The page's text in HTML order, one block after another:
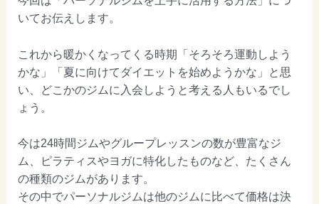
いてお伝えします。
これから暖かくなってくる時期「そろそろ運動しよう
かな」「夏に向けてダイエットを始めようかな」と思
い、どこかのジムに入会しようと考える人もいるでし
ょう。
今は24時間ジムやグループレッスンの数が豊富なジ
ム、ピラティスやヨガに特化したものなど、たくさん
の種類のジムがあります。
その中でパーソナルジムは他のジムに比べて価格は決